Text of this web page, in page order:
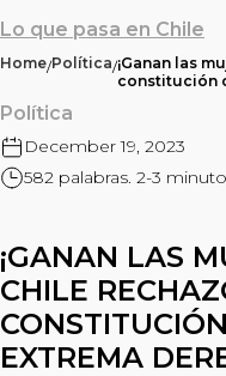
Lo que pasa en Chile
Home/Política/¡Ganan las
constitución
Política
December 19, 2023
582 palabras. 2-3
¡GANAN LAS
CHILE
EXTREMA